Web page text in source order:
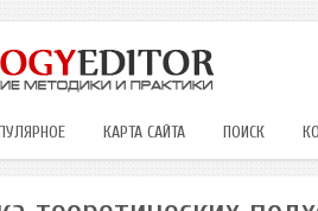
КАРТА САЙТА ПОИСК